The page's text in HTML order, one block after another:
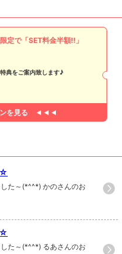
定で「SET料金半額!!」
典をご案内致します♪
を見る
た～(*^^*) かのさんのお
た～(*^^*) るあさんのお